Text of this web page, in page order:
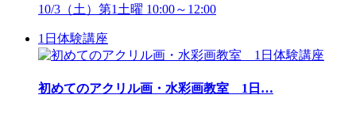
10/3（土）第1土曜 10:00～12:00
1日体験講座
初めてのアクリル画・水彩画教室 1日 …